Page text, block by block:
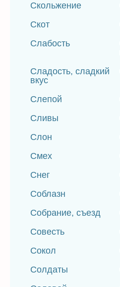
Скольжение
Скот
Слабость
Сладость, сладкий
вкус
Слепой
Сливы
Слон
Смех
Снег
Соблазн
Собрание, съезд
Совесть
Сокол
Солдаты